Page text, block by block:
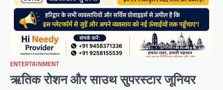
ENTERTAINMENT
ऋतिक रोशन और साउथ सुपरस्टार जूनियर